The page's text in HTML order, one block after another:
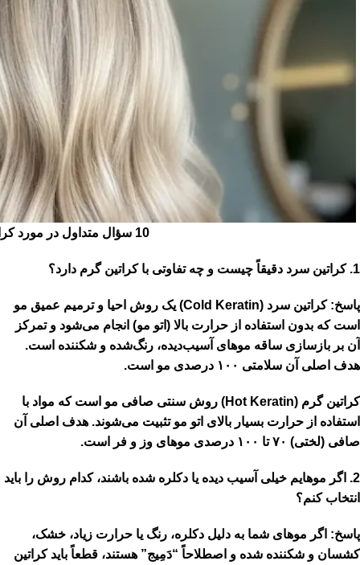
10 سؤال متداول در مورد کراتین سرد و گرم
1. کراتین سرد دقیقاً چیست و چه تفاوتی با کراتین گرم دارد؟
پاسخ: کراتین سرد (Cold Keratin) یک روش احیا و ترمیم عمیق مو
است که بدون استفاده از حرارت بالا (اتو مو) انجام می‌شود و تمرکز
آن بر بازسازی ساقه موهای آسیب‌دیده، رنگ‌شده و شکننده است.
هدف اصلی آن سلامتی ۱۰۰ درصدی مو است.
کراتین گرم
(Hot Keratin) روش سنتی صافی مو است که مواد با
استفاده از حرارت بسیار بالای اتو مو تثبیت می‌شوند. هدف اصلی آن
صافی (لختی) ۷۰ تا ۱۰۰ درصدی
موهای وز و فر است.
2. اگر موهایم خیلی آسیب دیده یا دکلره شده باشند، کدام روش را باید
انتخاب کنم؟
پاسخ: اگر موهای شما به دلیل دکلره، رنگ یا حرارت زیاد، خشک،
کشسان و شکننده شده و اصطلاحاً “دَمِیج” هستند، قطعاً بایدکراتین